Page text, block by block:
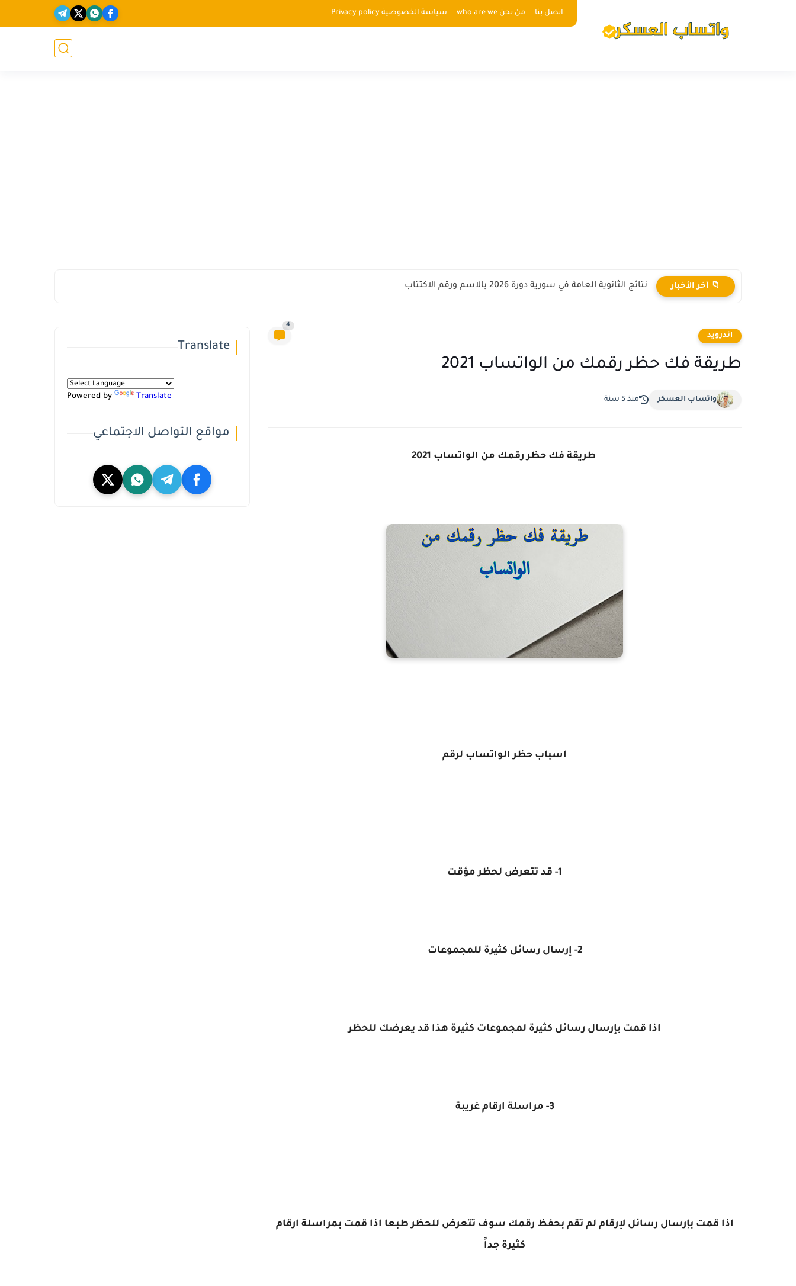
اتصل بنا من نحن who are we سياسة الخصوصية Privacy policy
📁 آخر الأخبار نتائج الثانوية العامة في سورية دورة 2026 بالاسم ورقم الاكتتاب
اندرويد
4
طريقة فك حظر رقمك من الواتساب 2021
واتساب العسكر منذ 5 سنة
طريقة فك حظر رقمك من الواتساب 2021
اسباب حظر الواتساب لرقم
1- قد تتعرض لحظر مؤقت
2- إرسال رسائل كثيرة للمجموعات
اذا قمت بإرسال رسائل كثيرة لمجموعات كثيرة هذا قد يعرضك للحظر
3- مراسلة ارقام غريبة
اذا قمت بإرسال رسائل لإرقام لم تقم بحفظ رقمك سوف تتعرض للحظر طبعا اذا قمت بمراسلة ارقام
كثيرة جداً
Translate
Powered by Translate
مواقع التواصل الاجتماعي